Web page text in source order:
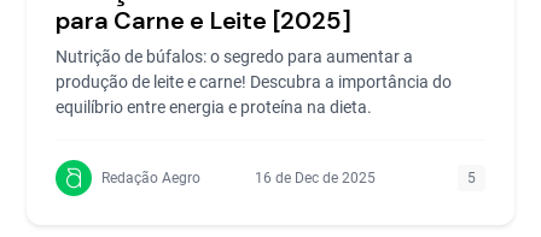
para Carne e Leite [2025]
Nutrição de búfalos: o segredo para aumentar a
produção de leite e carne! Descubra a importância do
equilíbrio entre energia e proteína na dieta.
Redação Aegro 16 de Dec de 2025 5